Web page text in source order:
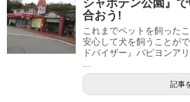
シャボテン公園』
合おう!
これまでペットを飼った
安心して犬を飼うことが
ドバイザー』パピヨンア
...
記事